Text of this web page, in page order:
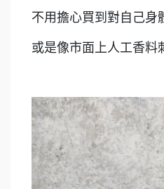
不用擔心買到對自己身
或是像市面上人工香料